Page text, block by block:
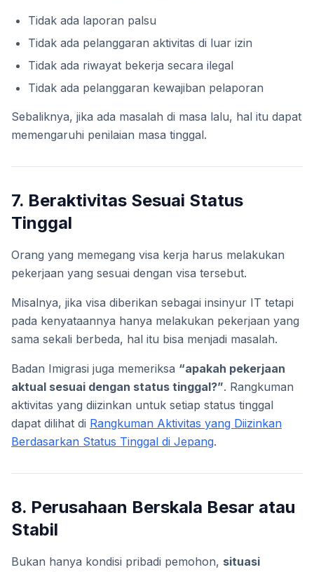
Tidak ada laporan palsu
Tidak ada pelanggaran aktivitas di luar izin
Tidak ada riwayat bekerja secara ilegal
Tidak ada pelanggaran kewajiban pelaporan
Sebaliknya, jika ada masalah di masa lalu, hal itu dapat
memengaruhi penilaian masa tinggal.
7. Beraktivitas Sesuai Status
Tinggal
Orang yang memegang visa kerja harus melakukan
pekerjaan yang sesuai dengan visa tersebut.
Misalnya, jika visa diberikan sebagai insinyur IT tetapi
pada kenyataannya hanya melakukan pekerjaan yang
sama sekali berbeda, hal itu bisa menjadi masalah.
Badan Imigrasi juga memeriksa “apakah pekerjaan
aktual sesuai dengan status tinggal?”. Rangkuman
aktivitas yang diizinkan untuk setiap status tinggal
dapat dilihat di Rangkuman Aktivitas yang Diizinkan
Berdasarkan Status Tinggal di Jepang.
8. Perusahaan Berskala Besar atau
Stabil
Bukan hanya kondisi pribadi pemohon, situasi